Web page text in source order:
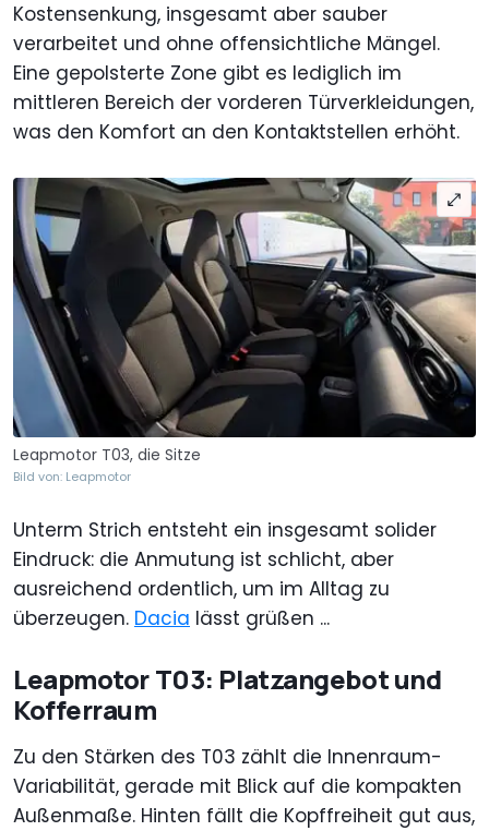
Kostensenkung, insgesamt aber sauber
verarbeitet und ohne offensichtliche Mängel.
Eine gepolsterte Zone gibt es lediglich im
mittleren Bereich der vorderen Türverkleidungen,
was den Komfort an den Kontaktstellen erhöht.
Leapmotor T03, die Sitze
Bild von: Leapmotor
Unterm Strich entsteht ein insgesamt solider
Eindruck: die Anmutung ist schlicht, aber
ausreichend ordentlich, um im Alltag zu
überzeugen. Dacia lässt grüßen ...
Leapmotor T03: Platzangebot und
Kofferraum
Zu den Stärken des T03 zählt die Innenraum-
Variabilität, gerade mit Blick auf die kompakten
Außenmaße. Hinten fällt die Kopffreiheit gut aus,